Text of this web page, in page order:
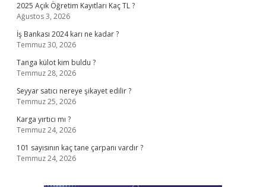
2025 Açık Öğretim Kayıtları Kaç TL ?
Ağustos 3, 2026
İş Bankası 2024 karı ne kadar ?
Temmuz 30, 2026
Tanga külot kim buldu ?
Temmuz 28, 2026
Seyyar satıcı nereye şikayet edilir ?
Temmuz 25, 2026
Karga yırtıcı mı ?
Temmuz 24, 2026
101 sayısının kaç tane çarpanı vardır ?
Temmuz 24, 2026